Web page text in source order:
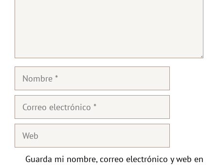
Nombre
Correo
Web
Guarda mi nombre, correo electrónico y web en